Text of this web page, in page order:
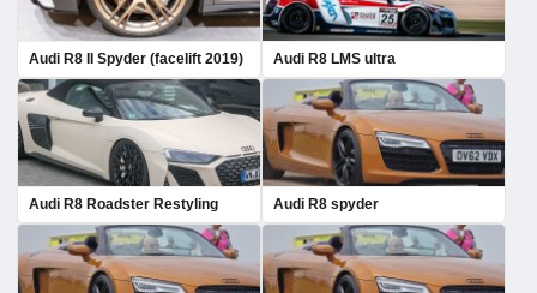
Audi R8 II Spyder (facelift 2019) Audi R8 LMS ultra
Audi R8 Roadster Restyling Audi R8 spyder